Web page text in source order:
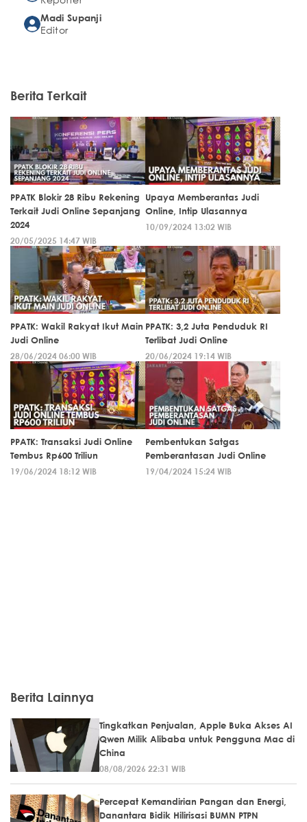
Madi Supanji
Editor
Berita Terkait
PPATK Blokir 28 Ribu Rekening
Terkait Judi Online Sepanjang
2024
20/05/2025 14:47 WIB
Upaya Memberantas Judi
Online, Intip Ulasannya
10/09/2024 13:02 WIB
PPATK: Wakil Rakyat Ikut Main
Judi Online
28/06/2024 06:00 WIB
PPATK: 3,2 Juta Penduduk RI
Terlibat Judi Online
20/06/2024 19:14 WIB
PPATK: Transaksi Judi Online
Tembus Rp600 Triliun
19/06/2024 18:12 WIB
Pembentukan Satgas
Pemberantasan Judi Online
19/04/2024 15:24 WIB
Berita Lainnya
Tingkatkan Penjualan, Apple Buka Akses AI
Qwen Milik Alibaba untuk Pengguna Mac di
China
08/08/2026 22:31 WIB
Percepat Kemandirian Pangan dan Energi,
Danantara Bidik Hilirisasi BUMN PTPN